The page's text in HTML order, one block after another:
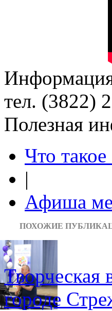
Информация
тел. (3822)
Полезная
Что
|
Афиша
ПОХОЖИЕ
Творческая
городе